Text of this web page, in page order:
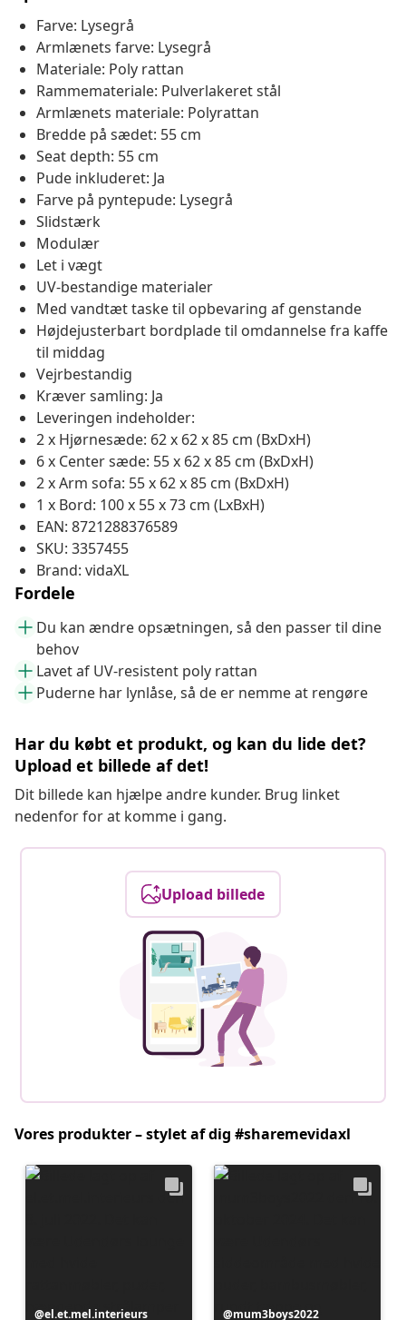
Farve: Lysegrå
Armlænets farve: Lysegrå
Materiale: Poly rattan
Rammemateriale: Pulverlakeret stål
Armlænets materiale: Polyrattan
Bredde på sædet: 55 cm
Seat depth: 55 cm
Pude inkluderet: Ja
Farve på pyntepude: Lysegrå
Slidstærk
Modulær
Let i vægt
UV-bestandige materialer
Med vandtæt taske til opbevaring af genstande
Højdejusterbart bordplade til omdannelse fra kaffe
til middag
Vejrbestandig
Kræver samling: Ja
Leveringen indeholder:
2 x Hjørnesæde: 62 x 62 x 85 cm (BxDxH)
6 x Center sæde: 55 x 62 x 85 cm (BxDxH)
2 x Arm sofa: 55 x 62 x 85 cm (BxDxH)
1 x Bord: 100 x 55 x 73 cm (LxBxH)
EAN: 8721288376589
SKU: 3357455
Brand: vidaXL
Fordele
Du kan ændre opsætningen, så den passer til dine
behov
Lavet af UV-resistent poly rattan
Puderne har lynlåse, så de er nemme at rengøre
Har du købt et produkt, og kan du lide det?
Upload et billede af det!
Dit billede kan hjælpe andre kunder. Brug linket
nedenfor for at komme i gang.
Upload billede
Vores produkter – stylet af dig #sharemevidaxl
Opslag
el.et.mel.interieurs
Opslag
mum3boys2022